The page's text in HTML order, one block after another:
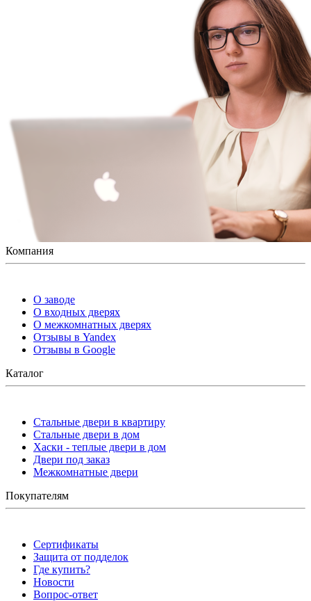
Компания
О заводе
О входных дверях
О межкомнатных дверях
Отзывы в Yandex
Отзывы в Google
Каталог
Стальные двери в квартиру
Стальные двери в дом
Хаски - теплые двери в дом
Двери под заказ
Межкомнатные двери
Покупателям
Сертификаты
Защита от подделок
Где купить?
Новости
Вопрос-ответ